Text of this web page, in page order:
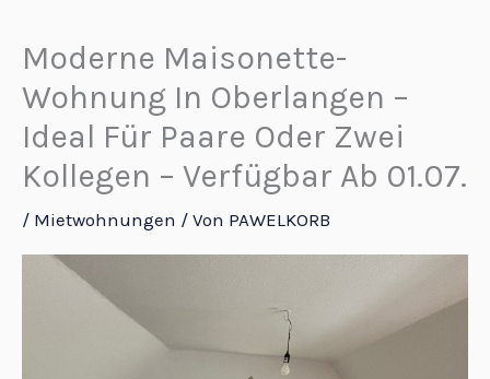
Inhalt
springen
Moderne Maisonette-
Wohnung In Oberlangen –
Ideal Für Paare Oder Zwei
Kollegen – Verfügbar Ab 01.07.
/ Mietwohnungen / Von PAWELKORB